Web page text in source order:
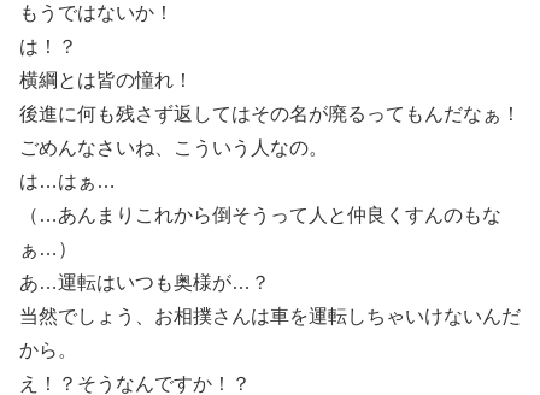
もうではないか！
は！？
横綱とは皆の憧れ！
後進に何も残さず返してはその名が廃るってもんだなぁ！
ごめんなさいね、こういう人なの。
は…はぁ…
（…あんまりこれから倒そうって人と仲良くすんのもな
ぁ…）
あ…運転はいつも奥様が…？
当然でしょう、お相撲さんは車を運転しちゃいけないんだ
から。
え！？そうなんですか！？